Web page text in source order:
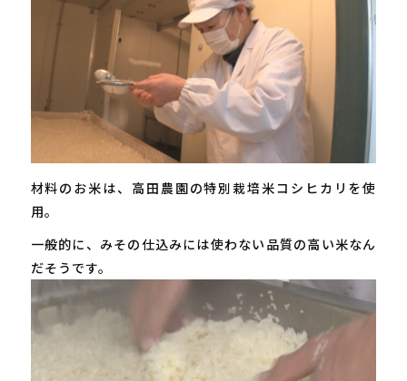
材料のお米は、高田農園の特別栽培米コシヒカリを使
用。
一般的に、みその仕込みには使わない品質の高い米なん
だそうです。